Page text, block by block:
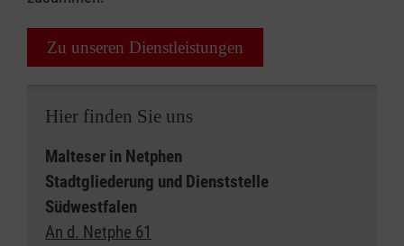
Zu unseren Dienstleistungen
Hier finden Sie uns
Malteser in Netphen
Stadtgliederung und Dienststelle
Südwestfalen
An d. Netphe 61